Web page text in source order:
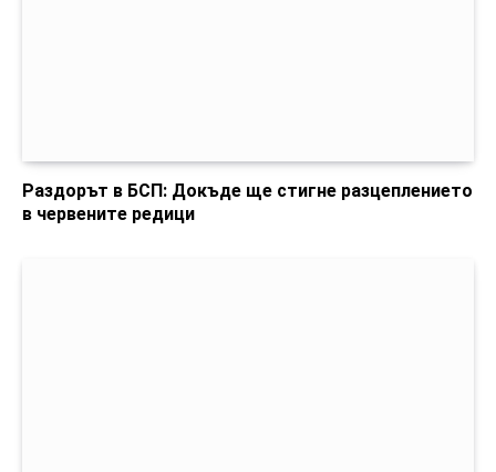
Раздорът в БСП: Докъде ще стигне разцеплението
в червените редици